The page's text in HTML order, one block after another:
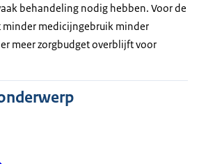
behandeling nodig hebben. Voor de
medicijngebruik minder
meer zorgbudget overblijft voor